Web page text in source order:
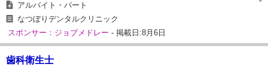
アルバイト・パート
なつぼりデンタルクリニック
スポンサー：ジョブメドレー - 掲載日:8月6日
歯科衛生士